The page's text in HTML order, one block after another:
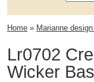
Home » Marianne
Lr0702
Wicker